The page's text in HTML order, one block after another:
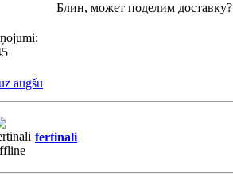
Блин, может поделим доставку?
augšu
fertinali